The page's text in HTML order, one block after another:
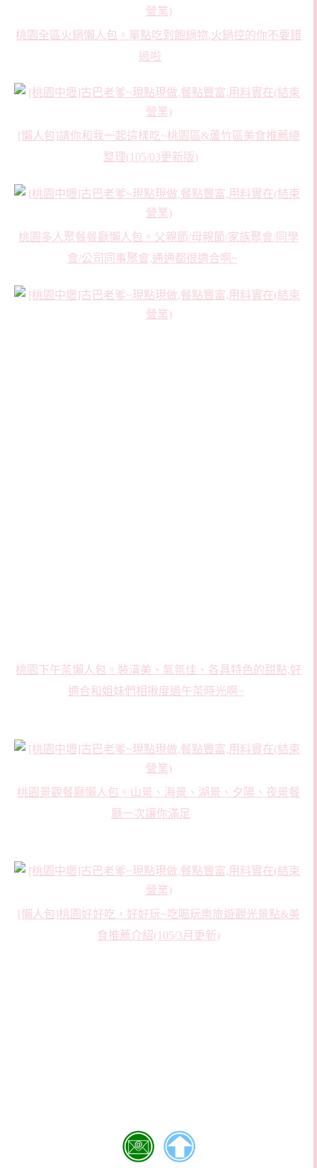
桃園全區火鍋懶人包。單點吃到飽鍋物,火鍋控的你不要錯
過啦
[懶人包]請你和我一起這樣吃~桃園區&蘆竹區美食推薦總
整理(105/03更新版)
桃園多人聚餐餐廳懶人包。父親節/母親節/家族聚會/同學
會/公司同事聚會,通通都很適合啊~
桃園下午茶懶人包。裝潢美、氣氛佳、各具特色的甜點,好
適合和姐妹們相揪度過午茶時光啊~
桃園景觀餐廳懶人包。山景、海景、湖景、夕陽、夜景餐
廳一次讓你滿足
[懶人包]桃園好好吃，好好玩~吃喝玩樂旅遊觀光景點&美
食推薦介紹(105/3月更新)